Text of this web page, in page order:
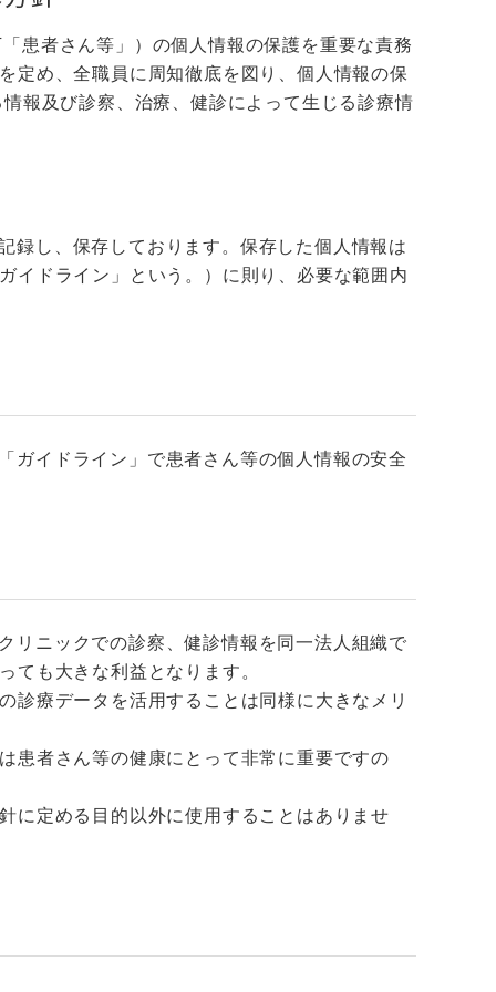
患者さん等」）の個人情報の保護を重要な責務
定め、全職員に周知徹底を図り、個人情報の保
報及び診察、治療、健診によって生じる診療情
録し、保存しております。保存した個人情報は
イドライン」という。）に則り、必要な範囲内
ガイドライン」で患者さん等の個人情報の安全
リニックでの診察、健診情報を同一法人組織で
ても大きな利益となります。
診療データを活用することは同様に大きなメリ
患者さん等の健康にとって非常に重要ですの
に定める目的以外に使用することはありませ